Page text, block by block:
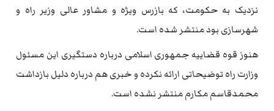
نزدیک به حکومت، که بازرس ویژه و مشاور عالی وزیر راه و
شهرسازی بود منتشر شده است.
هنوز قوه قضاییه جمهوری اسلامی درباره دستگیری این مسئول
وزارت راه توضیحاتی ارائه نکرده و خبری هم درباره دلیل بازداشت
محمدقاسم مکارم منتشر نشده است.